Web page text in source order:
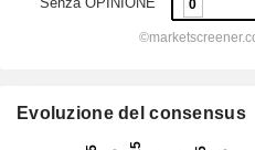
Evoluzione del consensus